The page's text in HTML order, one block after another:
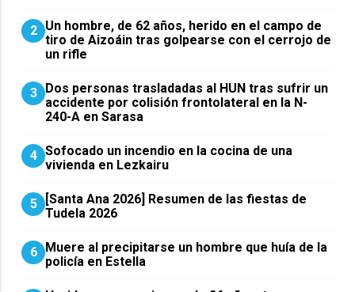
2 Un hombre, de 62 años, herido en el campo de
tiro de Aizoáin tras golpearse con el cerrojo de
un rifle
3 ​Dos personas trasladadas al HUN tras sufrir un
accidente por colisión frontolateral en la N-
240-A en Sarasa
4 Sofocado un incendio en la cocina de una
vivienda en Lezkairu
5
[Santa Ana 2026] Resumen de las fiestas de
Tudela 2026
6 Muere al precipitarse un hombre que huía de la
policía en Estella